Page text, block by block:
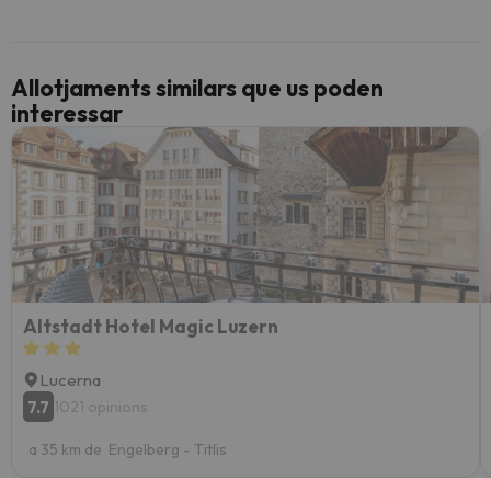
Allotjaments similars que us poden
interessar
Altstadt Hotel Magic Luzern
Lucerna
7.7 1021 opinions
a 35 km de Engelberg - Titlis